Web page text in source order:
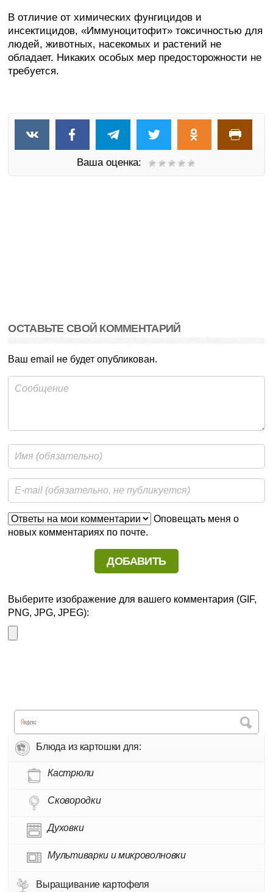
В отличие от химических фунгицидов и
инсектицидов, «Иммуноцитофит» токсичностью для
людей, животных, насекомых и растений не
обладает. Никаких особых мер предосторожности не
требуется.
Ваша оценка:
ОСТАВЬТЕ СВОЙ КОММЕНТАРИЙ
Ваш email не будет опубликован.
Оповещать меня о
новых комментариях по почте.
Выберите изображение для вашего комментария (GIF,
PNG, JPG, JPEG):
Блюда из картошки для:
Кастрюли
Сковородки
Духовки
Мультиварки и микроволновки
Выращивание картофеля